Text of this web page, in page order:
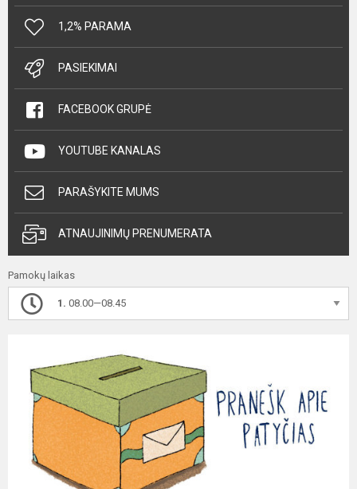
1,2% PARAMA
PASIEKIMAI
FACEBOOK GRUPĖ
YOUTUBE KANALAS
PARAŠYKITE MUMS
ATNAUJINIMŲ PRENUMERATA
Pamokų laikas
1. 08.00—08.45